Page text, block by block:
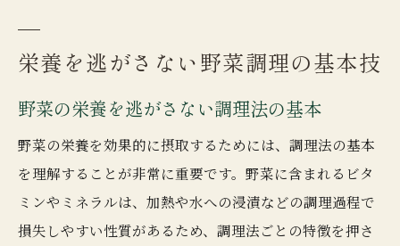
栄養を逃がさない野菜調理の基本技
野菜の栄養を逃がさない調理法の基本
野菜の栄養を効果的に摂取するためには、調理法の基本
を理解することが非常に重要です。野菜に含まれるビタ
ミンやミネラルは、加熱や水への浸漬などの調理過程で
損失しやすい性質があるため、調理法ごとの特徴を押さ